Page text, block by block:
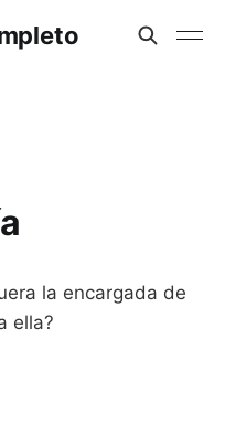
la encargada de
ella?